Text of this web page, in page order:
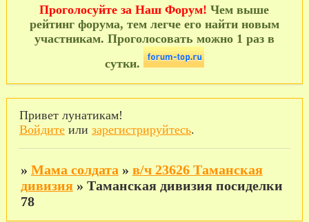
Проголосуйте за Наш Форум! Чем выше
рейтинг форума, тем легче его найти новым
участникам. Проголосовать можно 1 раз в
сутки.
Привет лунатикам!
Войдитеили зарегистрируйтесь.
» Мама солдата » в/ч 23626 Таманская
дивизия » Таманская дивизия посиделки
78